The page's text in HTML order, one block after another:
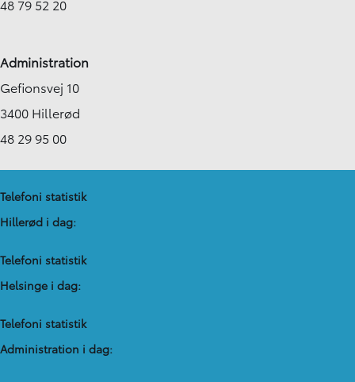
48 79 52 20
Administration
Gefionsvej 10
3400 Hillerød
48 29 95 00
Telefoni statistik
Hillerød i dag:
Telefoni statistik
Helsinge i dag:
Telefoni statistik
Administration​ i dag: